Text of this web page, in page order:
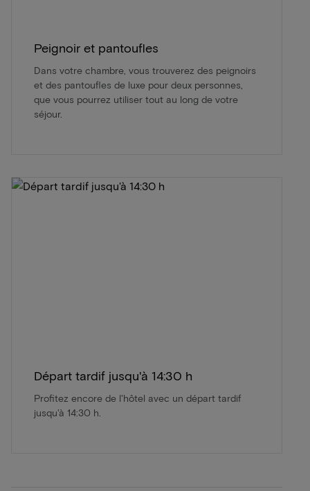
Peignoir et pantoufles
Dans votre chambre, vous trouverez des peignoirs
et des pantoufles de luxe pour deux personnes,
que vous pourrez utiliser tout au long de votre
séjour.
Départ tardif jusqu'à 14:30 h
Profitez encore de l'hôtel avec un départ tardif
jusqu'à 14:30 h.